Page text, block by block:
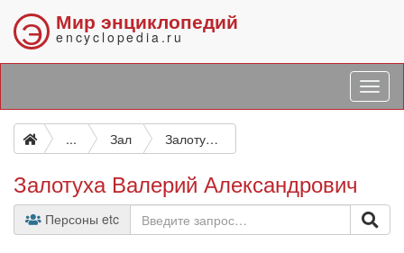
Э Мир энциклопедий
encyclopedia.ru
... Зал Залотуха Валерий Александрович
Залотуха Валерий Александрович
Персоны etc